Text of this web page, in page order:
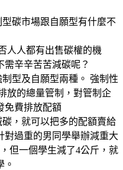
市場跟自願型有什麼不
人人都有出售碳權的機
辛辛苦苦減碳呢？
型及自願型兩種。 強制性
放的總量管制，對管制企
免費排放配額
碳，就可以把多的配額賣給
對過重的男同學舉辦減重大
但一個學生減了4公斤，就
。